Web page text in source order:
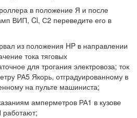
в положение Я и после
ВИП, Cl, С2 переведите его в
из положения HP в направлении
тока тяговых
для трогания электровоза; ток
РА5 Якорь, отградуированному в
на пульте машиниста;
амперметров РА1 в кузове
работают;